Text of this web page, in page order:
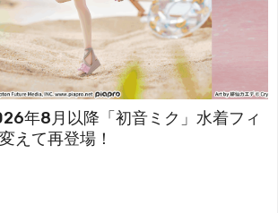
年8月以降「初音ミク」水着フィ
えて再登場！